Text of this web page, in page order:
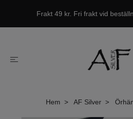
Frakt 49 kr. Fri frakt vid
Hem AF Silver